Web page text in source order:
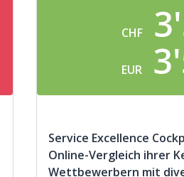
CHF
EUR
Service Excellence
Online-Vergleich ihrer
Wettbewerbern mit